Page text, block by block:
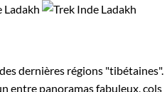
dernières régions "tibétaines".
entre panoramas fabuleux, cols